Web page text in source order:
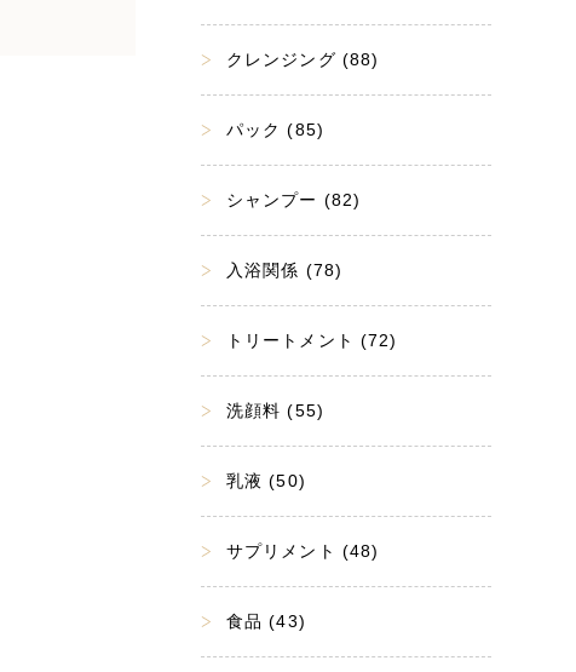
クレンジング (88)
パック (85)
シャンプー (82)
入浴関係 (78)
トリートメント (72)
洗顔料 (55)
乳液 (50)
サプリメント (48)
食品 (43)